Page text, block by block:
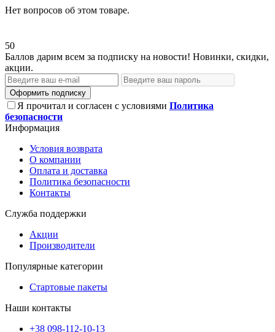
Нет вопросов об этом товаре.
50
Баллов дарим всем за подписку на новости! Новинки, скидки,
акции.
Оформить подписку
Я прочитал и согласен с условиями Политика
безопасности
Информация
Условия возврата
О компании
Оплата и доставка
Политика безопасности
Контакты
Служба поддержки
Акции
Производители
Популярные категории
Стартовые пакеты
Наши контакты
+38 098-112-10-13